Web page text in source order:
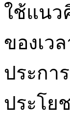
ใช้แนว
ของเว
ประกา
ประโย